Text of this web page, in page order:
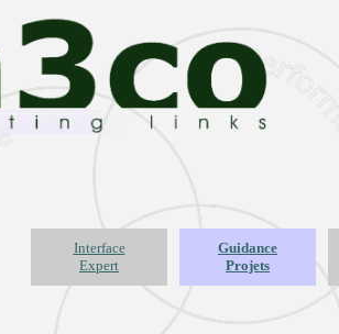
Interface
Expert
Guidance
Projets